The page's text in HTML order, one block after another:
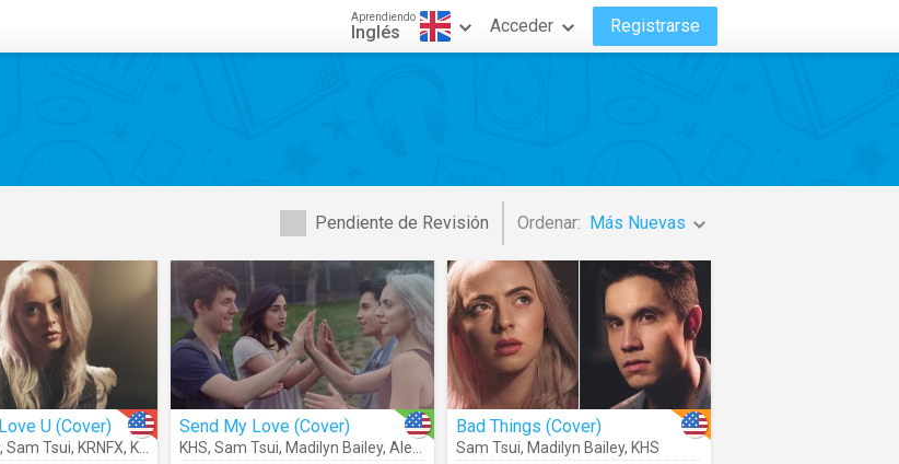
Aprendiendo
Inglés Acceder Registrarse
Pendiente de Revisión Ordenar: Más Nuevas
U (Cover)
, Sam Tsui, KRNFX, KHS
Send My Love (Cover)
KHS, Sam Tsui, Madilyn Bailey, Alex G
Bad Things (Cover)
Sam Tsui, Madilyn Bailey, KHS